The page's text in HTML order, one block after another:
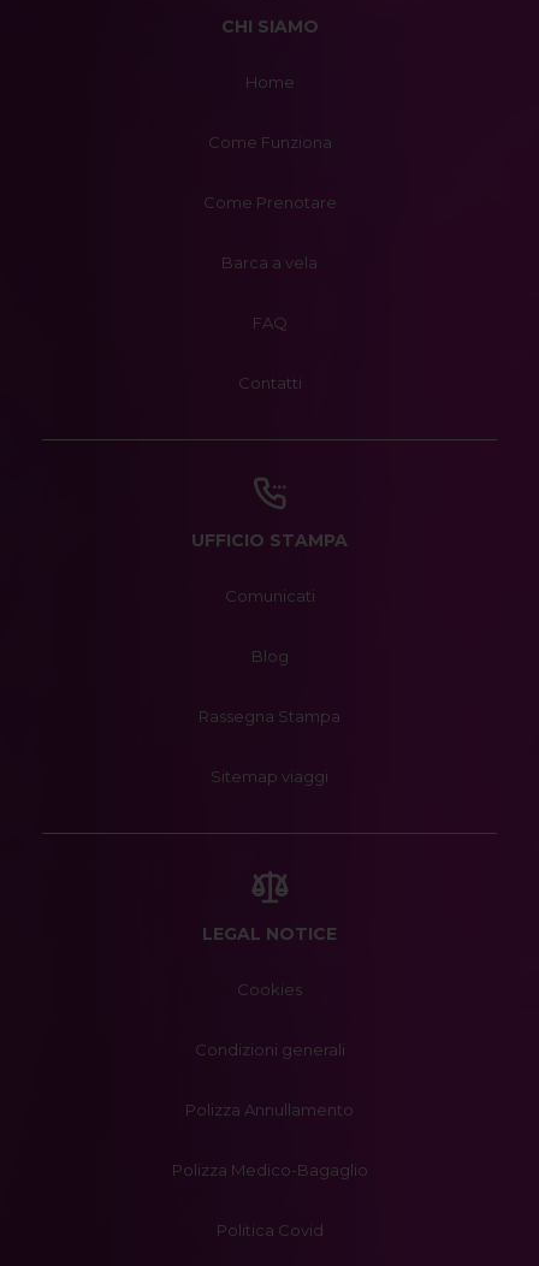
CHI SIAMO
Home
Come Funziona
Come Prenotare
Barca a vela
FAQ
Contatti
UFFICIO STAMPA
Comunicati
Blog
Rassegna Stampa
Sitemap viaggi
LEGAL NOTICE
Cookies
Condizioni generali
Polizza Annullamento
Polizza Medico-Bagaglio
Politica Covid